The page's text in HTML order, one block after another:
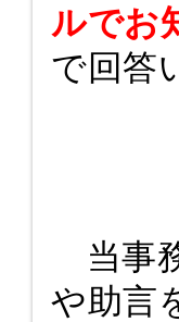
ルでお
で回
当事
や助言